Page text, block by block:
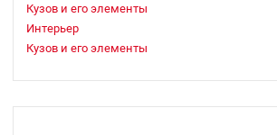
Кузов и его элементы
Интерьер
Кузов и его элементы